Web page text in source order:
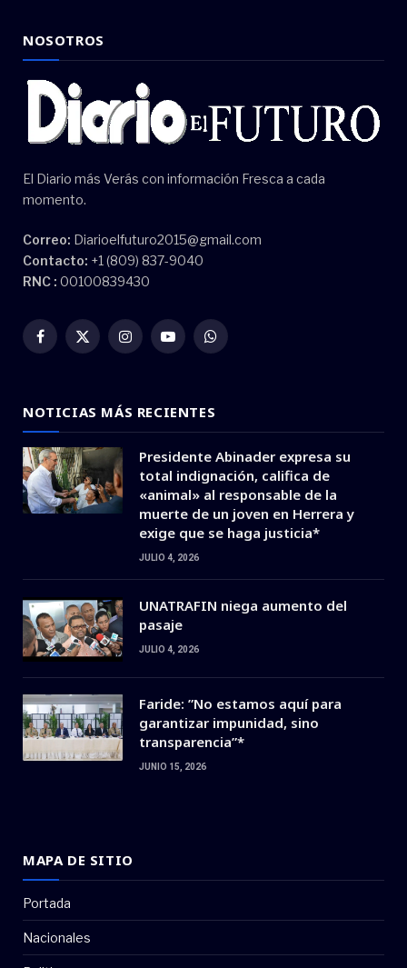
NOSOTROS
El Diario más Verás con información Fresca a cada
momento.
Correo: Diarioelfuturo2015@gmail.com
Contacto: +1 (809) 837-9040
RNC : 00100839430
Facebook
X
InstagramYouTubeWhatsApp
NOTICIAS MÁS RECIENTES
Presidente Abinader expresa su
total indignación, califica de
«animal» al responsable de la
muerte de un joven en Herrera y
exige que se haga justicia*
JULIO 4, 2026
UNATRAFIN niega aumento del
pasaje
JULIO 4, 2026
Faride: ”No estamos aquí para
garantizar impunidad, sino
transparencia”*
JUNIO 15, 2026
MAPA DE SITIO
Portada
Nacionales